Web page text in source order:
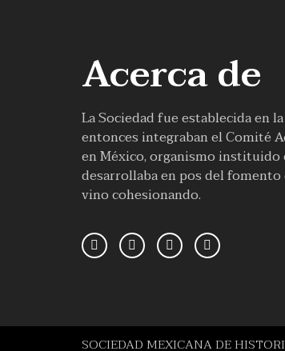
Acerca de
La Sociedad fue establecida en
entonces integraban el Comité
en México, organismo instituido
desarrollaba en pos del
vino cohesionando.
SOCIEDAD MEXICANA DE